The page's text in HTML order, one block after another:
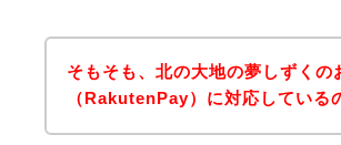
そもそも、北の大地の夢しずくの
（RakutenPay）に対応している